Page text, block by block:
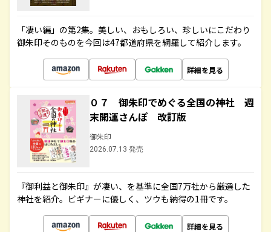
「凄い編」の第2集。美しい、おもしろい、珍しいにこだわり
御朱印そのものを今回は47都道府県を網羅して紹介します。
詳細を見る
０７ 御朱印でめぐる全国の神社 週
末開運さんぽ 改訂版
御朱印
2026.07.13 発売
『御利益と御朱印』が凄い、を基準に全国7万社から厳選した
神社を紹介。ビギナーに優しく、ツウも納得の1冊です。
詳細を見る